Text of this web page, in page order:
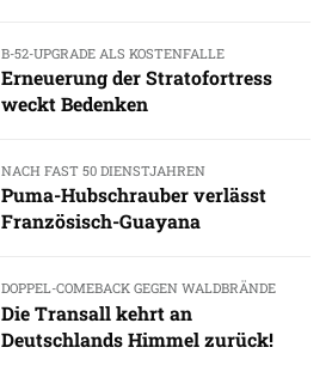
B-52-UPGRADE ALS KOSTENFALLE
Erneuerung der Stratofortress
weckt Bedenken
NACH FAST 50 DIENSTJAHREN
Puma-Hubschrauber verlässt
Französisch-Guayana
DOPPEL-COMEBACK GEGEN WALDBRÄNDE
Die Transall kehrt an
Deutschlands Himmel zurück!